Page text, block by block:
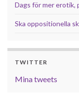
Dags för mer erotik,
Ska oppositionella
TWITTER
Mina tweets